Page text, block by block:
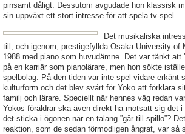
pinsamt dåligt. Dessutom avgudade hon klassisk
sin uppväxt ett stort intresse för att spela tv-spel.
Det musikaliska
till, och igenom, prestigefyllda Osaka University of
1988 med piano som huvudämne. Det var tänkt
på en karriär som pianolärare, men hon sökte
spelbolag. På den tiden var inte spel vidare erkänt
kulturform och det blev svårt för Yoko att förklara
familj och lärare. Speciellt när hennes väg redan
Yokos föräldrar ska även direkt ha motsatt sig det
det sticka i ögonen när en talang ”går till spillo”?
reaktion, som de sedan förmodligen ångrat, var så